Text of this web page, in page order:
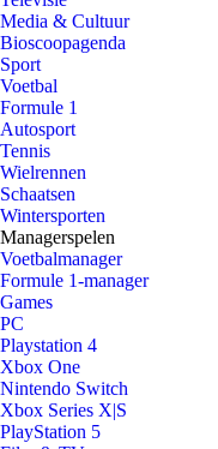
Media & Cultuur
Bioscoopagenda
Sport
Voetbal
Formule 1
Autosport
Tennis
Wielrennen
Schaatsen
Wintersporten
Managerspelen
Voetbalmanager
Formule 1-manager
Games
PC
Playstation 4
Xbox One
Nintendo Switch
Xbox Series X|S
PlayStation 5